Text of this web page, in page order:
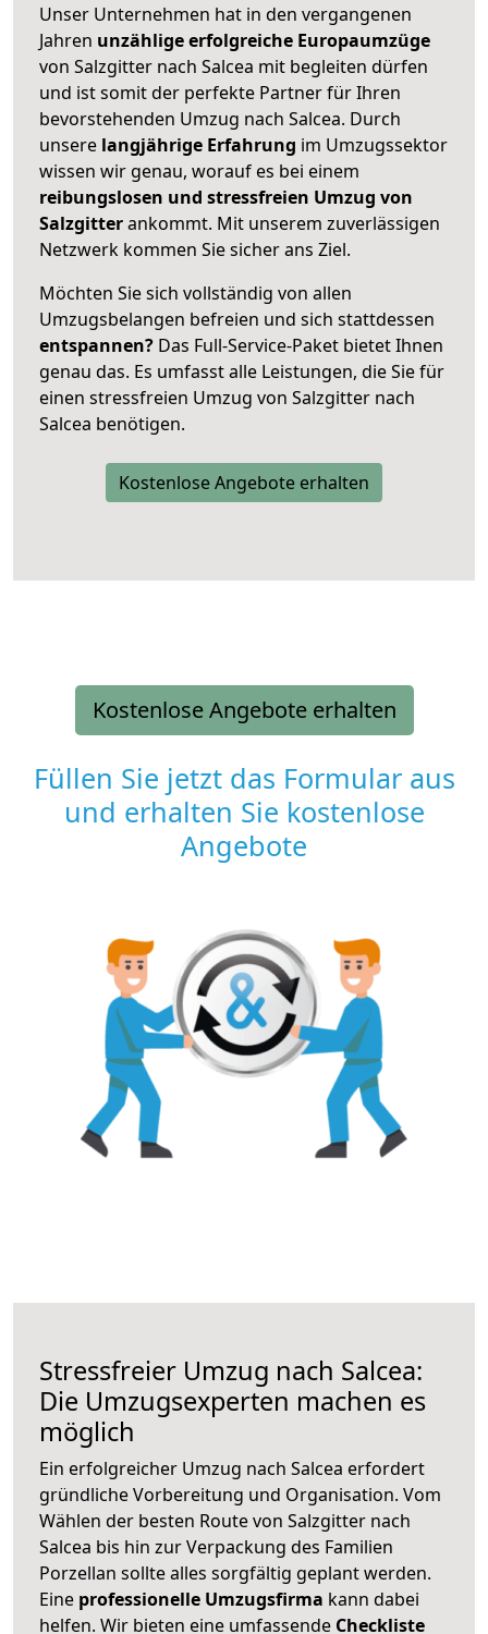
Unser Unternehmen hat in den vergangenen
Jahren unzählige erfolgreiche Europaumzüge
von Salzgitter nach Salcea mit begleiten dürfen
und ist somit der perfekte Partner für Ihren
bevorstehenden Umzug nach Salcea. Durch
unsere langjährige Erfahrung im Umzugssektor
wissen wir genau, worauf es bei einem
reibungslosen und stressfreien Umzug von
Salzgitterankommt. Mit unserem zuverlässigen
Netzwerk kommen Sie sicher ans Ziel.
Möchten Sie sich vollständig von allen
Umzugsbelangen befreien und sich stattdessen
entspannen? Das Full-Service-Paket bietet Ihnen
genau das. Es umfasst alle Leistungen, die Sie für
einen stressfreien Umzug von Salzgitter nach
Salcea benötigen.
Kostenlose Angebote erhalten
Kostenlose Angebote erhalten
Füllen Sie jetzt das Formular aus
und erhalten Sie kostenlose
Angebote
Stressfreier Umzug nach Salcea:
Die Umzugsexperten machen es
möglich
Ein erfolgreicher Umzug nach Salcea erfordert
gründliche Vorbereitung und Organisation. Vom
Wählen der besten Route von Salzgitter nach
Salcea bis hin zur Verpackung des Familien
Porzellan sollte alles sorgfältig geplant werden.
Eine professionelle Umzugsfirma kann dabei
helfen. Wir bieten eine umfassende Checkliste